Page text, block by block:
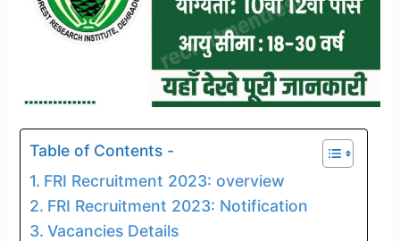
Table of Contents -
FRI Recruitment 2023: overview
FRI Recruitment 2023: Notification
Vacancies Details